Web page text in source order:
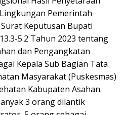
Pemerintah
Keputusan Bupati
5.2 Tahun 2023 tentang
dan Pengangkatan
Kepala Sub Bagian Tata
Masyarakat (Puskesmas)
Kabupaten Asahan.
3 orang dilantik